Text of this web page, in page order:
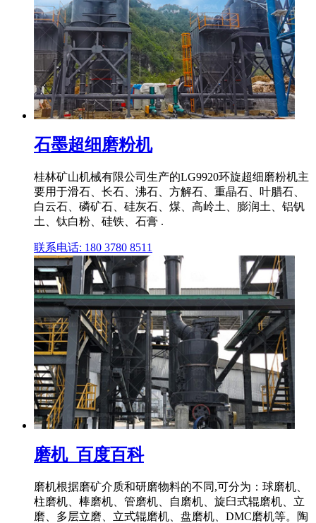
石墨超细磨粉机
桂林矿山机械有限公司生产的LG9920环旋超细磨粉机主
要用于滑石、长石、沸石、方解石、重晶石、叶腊石、
白云石、磷矿石、硅灰石、煤、高岭土、膨润土、铝钒
土、钛白粉、硅铁、石膏 .
联系电话: 180 3780 8511
磨机_百度百科
磨机根据磨矿介质和研磨物料的不同,可分为：球磨机、
柱磨机、棒磨机、管磨机、自磨机、旋臼式辊磨机、立
磨、多层立磨、立式辊磨机、盘磨机、DMC磨机等。陶